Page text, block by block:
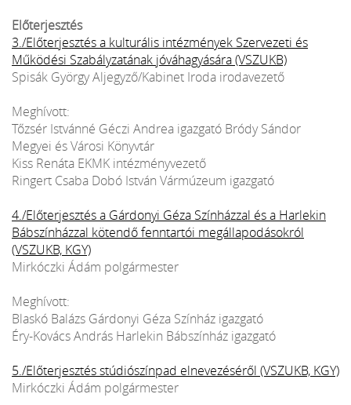
Előterjesztés
3./Előterjesztés a kulturális intézmények Szervezeti és
Működési Szabályzatának jóváhagyására (VSZUKB)
Spisák György Aljegyző/Kabinet Iroda irodavezető
Meghívott:
Tőzsér Istvánné Géczi Andrea igazgató Bródy Sándor
Megyei és Városi Könyvtár
Kiss Renáta EKMK intézményvezető
Ringert Csaba Dobó István Vármúzeum igazgató
4./Előterjesztés a Gárdonyi Géza Színházzal és a Harlekin
Bábszínházzal kötendő fenntartói megállapodásokról
(VSZUKB, KGY)
Mirkóczki Ádám polgármester
Meghívott:
Blaskó Balázs Gárdonyi Géza Színház igazgató
Éry-Kovács András Harlekin Bábszínház igazgató
5./Előterjesztés stúdiószínpad elnevezéséről (VSZUKB, KGY)
Mirkóczki Ádám polgármester